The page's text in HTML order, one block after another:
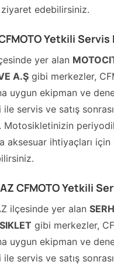
edebilirsiniz.
Yetkili Servis
yer alan
A.Ş gibi merkezler,
uygun ekipman ve
servis ve satış
Motosikletinizin
aksesuar ihtiyaçları için
CFMOTO Yetkili
ilçesinde yer alan
gibi merkezler,
uygun ekipman ve
servis ve satış